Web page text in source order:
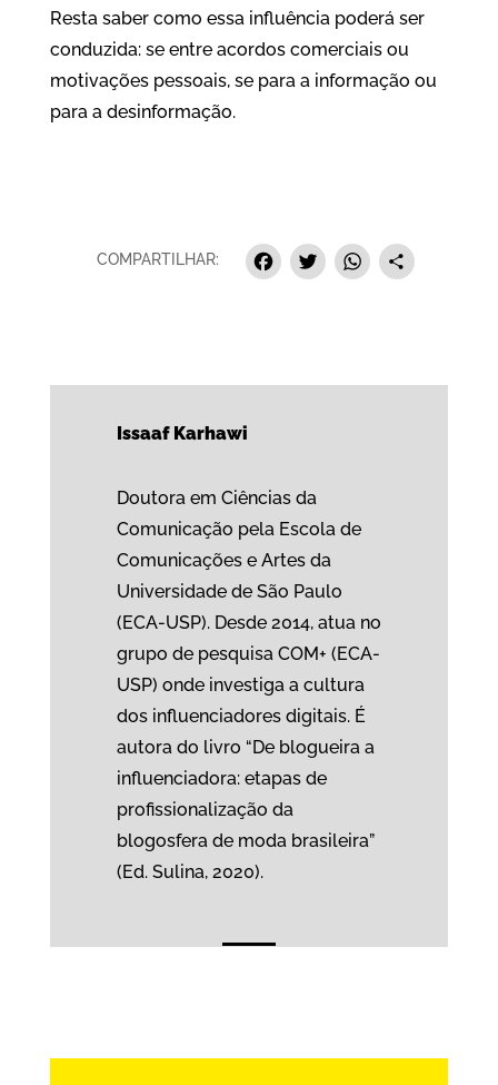
Resta saber como essa influência poderá ser
conduzida: se entre acordos comerciais ou
motivações pessoais, se para a informação ou
para a desinformação.
COMPARTILHAR: Facebook
Twitter
Issaaf Karhawi
Doutora em Ciências da
Comunicação pela Escola de
Comunicações e Artes da
Universidade de São Paulo
(ECA-USP). Desde 2014, atua no
grupo de pesquisa COM+ (ECA-
USP) onde investiga a cultura
dos influenciadores digitais. É
autora do livro “De blogueira a
influenciadora: etapas de
profissionalização da
blogosfera de moda brasileira”
(Ed. Sulina, 2020).